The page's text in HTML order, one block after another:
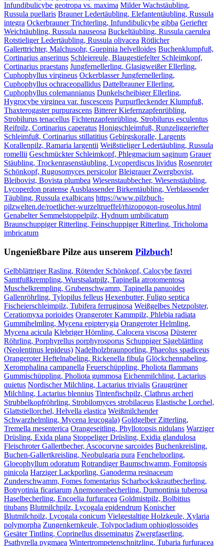
Infundibulicybe geotropa vs. maxima Milder Wachstäubling,
Russula puellaris Brauner Ledertäubling, Elefantentäubling, Russula
integra Ockerbrauner Trichterling, Infundibulicybe gibba Geriefter
Weichtäubling, Russula nauseosa Buckeltäubling, Russula caerulea
Rotstieliger Ledertäubling, Russula olivacea Rötlicher
Gallerttrichter, Malchusohr, Guepinia helvelloides Buchenklumpfuß,
Cortinarius anserinus Schleiereule, Blaugestiefelter Schleimkopf,
Cortinarius praestans Jungfernellerling, Glasigweißer Ellerling,
Cuphophyllus virgineus Ockerblasser Jungfernellerling,
Cuphophyllus ochraceopallidus Dattelbrauner Ellerling,
Cuphophyllus colemannianus Dunkelscheibiger Ellerling,
Hygrocybe virginea var. fuscescens Purpurfleckender Klumpfuß,
Thaxterogaster purpurascens Bitterer Kiefernzapfenrübling,
Strobilurus tenacellus Fichtenzapfenrübling, Strobilurus esculentus
Reifpilz, Cortinarius caperatus Honigschleimfuß, Runzeliggeriefter
Schleimfuß, Cortinarius stillatitius Gebirgskoralle, Largents
Korallenpilz, Ramaria largentii Weißstieliger Ledertäubling, Russula
romellii Geschmückter Schleimkopf, Phlegmacium saginum Grauer
Stäubling, Trockenrasenstäubling, Lycoperdiscus lividus Rosenroter
Schönkopf, Rugosomyces persicolor Bleigrauer Zwergbovist,
Bleibovist, Bovista plumbea Wiesenstaubbecher, Wiesenstäubling,
Lycoperdon pratenseAusblassender Birkentäubling, Verblassender
Täubling, Russula exalbicans https://www.pilzbuch-
pilzwelten.de/roetlicher-wurzeltrueffel/rhizopogon-roseolus.html
Genabelter Semmelstoppelpilz, Hydnum umbilicatum
Braunschuppiger Ritterling, Feinschuppiger Ritterling, Tricholoma
imbricatum
Ungenießbare Pilze aus unserem Pilzbuch!
Gelbblättriger Rasling, Rötender Schönkopf, Calocybe favrei
Samtfußkrempling, Wurstsalatpilz, Tapinella atrotomentosa
Muschelkrempling, Grubenschwamm, Tapinella panuoides
Gallenröhrling, Tylopilus felleus Hexenbutter, Fuligo septica
Fischeierschleimpilz, Tubifera ferruginosa Weißgelbes Netzpolster,
Ceratiomyxa porioides Orangeroter Kammpilz, Phlebia radiata
Gummihelmling, Mycena epipterygia Orangeroter Helmling,
Mycena acicula Klebriger Hörnling, Calocera viscosa Düsterer
Röhrling, Porphyrellus porphyrosporus Schuppiger Sägeblättling
(Neolentinus lepideus) Nadelholzbraunporling, Phaeolus spadiceus
Orangeroter Heftelnabeling, Rickenella fibula Glöckchennabeling,
Xeromphalina campanella Feuerschüppling, Pholiota flammans
Gummischüppling, Pholiota gummosa Eichenmilchling, Lactarius
quietus Nordischer Milchling, Lactarius trivialis Graugrüner
Milchling, Lactarius blennius Tintenfischpilz, Clathrus archeri
Strubbelkopfröhrling, Strobilomyces strobilaceus Elastische Lorchel,
Glattstiellorchel, Helvella elastica Weißmilchender
Schwarzhelmling, Mycena leucogala) Goldgelber Zitterling,
Tremella mesenterica Orangeseitling, Phyllotopsis nidulans Warziger
Drüsling, Exida plana Stoppeliger Drüsling, Exidia glandulosa
Fleischroter Gallertbecher, Ascocoryne sarcoides Buchenkreisling,
Buchen-Gallertkreisling, Neobulgaria pura Fenchelporling,
Gloeophyllum odoratum Rotrandiger Baumschwamm, Fomitopsis
pinicola Harziger Lackporling, Ganoderma resinaceum
Zunderschwamm, Fomes fomentarius Scharbockskrautbecherling,
Botryotinia ficariarum Anemonenbecherling, Dumontinia tuberosa
Haselbecherling, Encoelia furfuracea Goldmistpilz, Bolbitius
titubans Blutmilchpilz, Lycogala epidendrum Konischer
Blutmilchpilz, Lycogala conicum Vielgestaltige Holzkeule, Xylaria
polymorpha Zungenkernkeule, Tolypocladium ophioglossoides
Gesäter Tintling, Coprinellus disseminatus Zwergfaserling,
Psathyrella pygmaea Wintertrompetenschnitzling, Tubaria furfuracea